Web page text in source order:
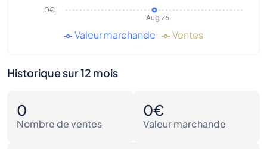
Aug 26
0€
Valeur marchande Ventes
Historique sur 12 mois
0
Nombre de ventes
0€
Valeur marchande